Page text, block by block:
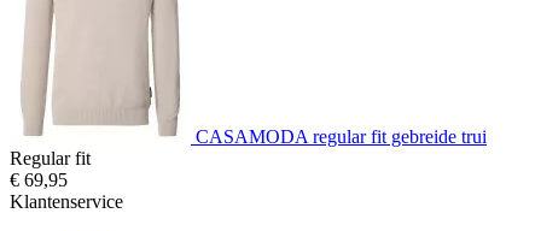
CASAMODA regular fit gebreide trui
Regular fit
€ 69,95
Klantenservice